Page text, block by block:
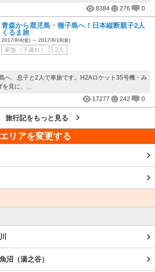
8384
276 0
青森から鹿児島・種子島へ！日本縦断親子2人
くるま旅
2017/8/4(金) ～ 2017/8/18(金)
家族（子連れ） 2人
へ、息子と2人で車旅です。H2Aロケット35号機・み
を見に、...
17277
242 0
旅行記をもっと見る
リアを変更する
沼（湯之谷）